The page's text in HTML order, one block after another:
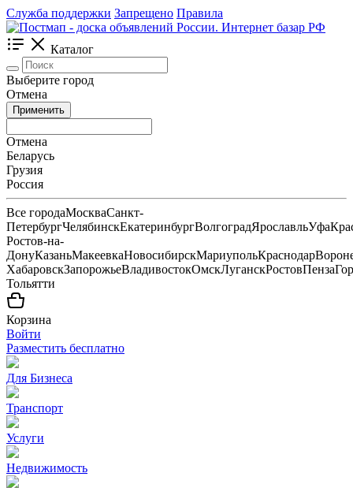
Служба поддержки Запрещено Правила
Каталог
Выберите город
Отмена
Применить
Отмена
Беларусь
Грузия
Россия
Все городаМоскваСанкт-
ПетербургЧелябинскЕкатеринбургВолгоградЯрославльУфа
Ростов-на-
ДонуКазаньМакеевкаНовосибирскМариупольКраснодар
ХабаровскЗапорожьеВладивостокОмскЛуганскРостовПенза
Тольятти
Корзина
Войти
Разместить бесплатно
Для Бизнеса
Транспорт
Услуги
Недвижимость